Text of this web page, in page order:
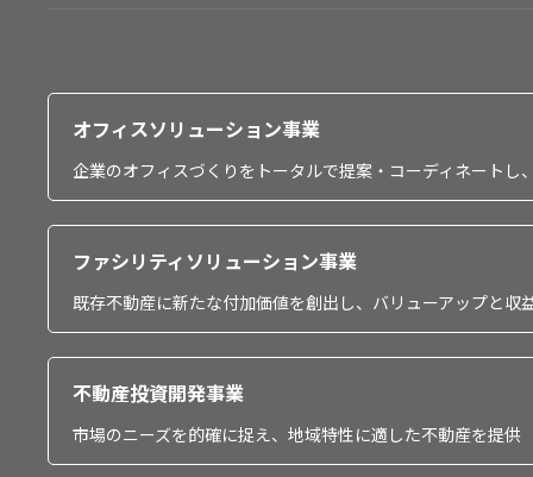
オフィスソリューション事業
企業のオフィスづくりをトータルで提案・コーディネート
ファシリティソリューション事業
既存不動産に新たな付加価値を創出し、バリューアップと収
不動産投資開発事業
市場のニーズを的確に捉え、地域特性に適した不動産を提供